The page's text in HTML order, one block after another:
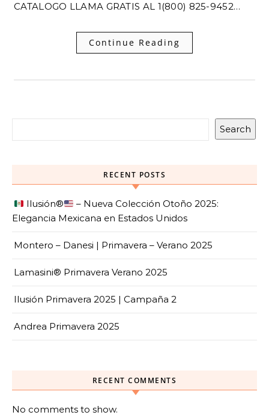
CATALOGO LLAMA GRATIS AL 1(800) 825-9452…
Continue Reading
Search
RECENT POSTS
Ilusión®️
– Nueva Colección Otoño 2025:
Elegancia Mexicana en Estados Unidos
Montero – Danesi | Primavera – Verano 2025
Lamasini® Primavera Verano 2025
Ilusión Primavera 2025 | Campaña 2
Andrea Primavera 2025
RECENT COMMENTS
No comments to show.